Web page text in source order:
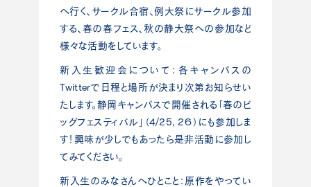
へ行く、サークル合宿、例大祭にサークル参加
する、春の春フェス、秋の静大祭への参加など
様々な活動をしています。
新入生歓迎会について：各キャンパスの
Twitterで日程と場所が決まり次第お知らせい
たします。静岡キャンパスで開催される「春のビ
ッグフェスティバル」（4/25, 2６）にも参加しま
す！興味が少しでもあったら是非活動に参加し
てみてください。
新入生のみなさんへひとこと：原作をやってい